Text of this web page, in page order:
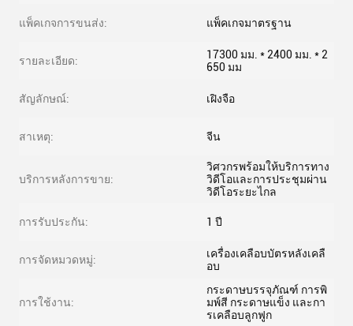
แพ็คเกจการขนส่ง: แพ็คเกจมาตรฐาน
รายละเอียด:
17300 มม. * 2400 มม. * 2
650 มม
สัญลักษณ์: เฝิงจือ
สาเหตุ: จีน
บริการหลังการขาย:
วิศวกรพร้อมให้บริการทาง
วิดีโอและการประชุมผ่าน
วิดีโอระยะไกล
การรับประกัน: 1 ปี
การจัดหมวดหมู่:
เครื่องเคลือบบัตรหลังเคลื
อบ
การใช้งาน:
กระดาษบรรจุภัณฑ์ การพิ
มพ์สี กระดาษแข็ง และกา
รเคลือบลูกฟูก